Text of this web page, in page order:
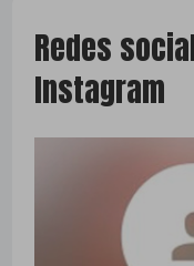
Redes
Instagram